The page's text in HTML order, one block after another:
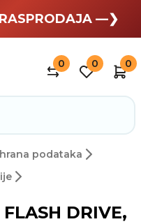
—❯ —❯
0 0 0
podataka
DRIVE,